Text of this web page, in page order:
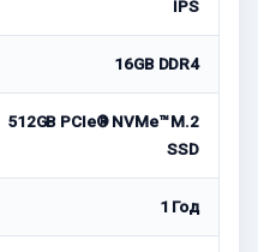
IPS
16GB DDR4
512GB PCIe® NVMe™ M.2
SSD
1 Год